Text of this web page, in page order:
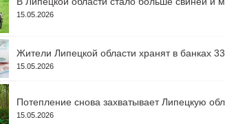
15.05.2026
Жители Липецкой области хранят в банках
15.05.2026
Потепление снова захватывает Липецкую
15.05.2026